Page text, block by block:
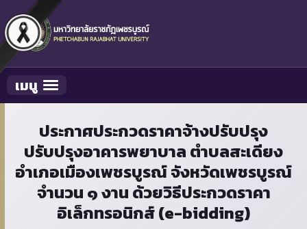
Toggle navigation
เมนู
ประกาศประกวดราคาจ้างปรับปรุง
ปรับปรุงอาคารพยาบาล ตำบลสะเดียง
อำเภอเมืองเพชรบูรณ์ จังหวัดเพชรบูรณ์
จำนวน ๑ งาน ด้วยวิธีประกวดราคา
อิเล็กทรอนิกส์ (e-bidding)